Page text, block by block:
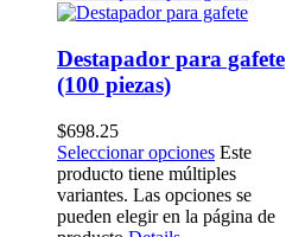
Destapador para gafete
(100 piezas)
$698.25
Seleccionar opciones Este
producto tiene múltiples
variantes. Las opciones se
pueden elegir en la página de